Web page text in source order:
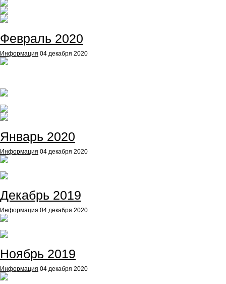
Февраль 2020
Информация 04 декабря 2020
Январь 2020
Информация 04 декабря 2020
Декабрь 2019
Информация 04 декабря 2020
Ноябрь 2019
Информация 04 декабря 2020